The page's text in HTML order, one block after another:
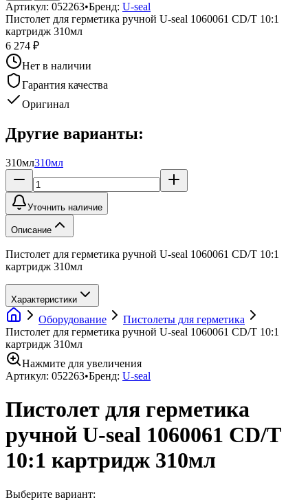
Артикул: 052263•Бренд: U-seal
Пистолет для герметика ручной U-seal 1060061 CD/T 10:1
картридж 310мл
6 274 ₽
Нет в наличии
Гарантия качества
Оригинал
Другие варианты:
310мл310мл
Уточнить наличие
Описание
Пистолет для герметика ручной U-seal 1060061 CD/T 10:1
картридж 310мл
Характеристики
Оборудование
Пистолеты для герметика
Пистолет для герметика ручной U-seal 1060061 CD/T 10:1
картридж 310мл
Нажмите для увеличения
Артикул: 052263•Бренд: U-seal
Пистолет для герметика
ручной U-seal 1060061 CD/T
10:1 картридж 310мл
Выберите вариант: